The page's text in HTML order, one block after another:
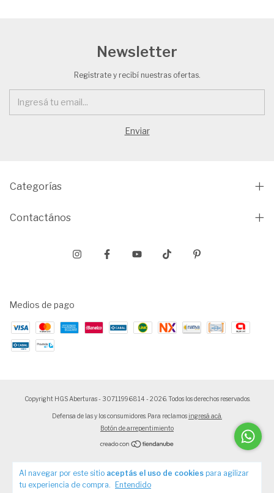
Al navegar por este sitio aceptás el uso de cookies para agilizar
tu experiencia de compra.
Entendido
Newsletter
Registrate y recibí nuestras ofertas.
Categorías
Contactános
Medios de pago
Copyright HGS Aberturas - 30711996814 - 2026. Todos los derechos reservados.
Defensa de las y los consumidores. Para reclamos ingresá acá.
Botón de arrepentimiento